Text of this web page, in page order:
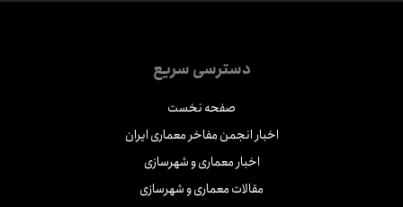
دسترسی سریع
صفحه نخست
اخبار انجمن مفاخر معماری ایران
اخبار معماری و شهرسازی
مقالات معماری و شهرسازی